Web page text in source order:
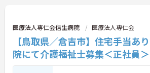
やチームワークが収入に反映されます。また
がほぼなく年間17日のリフレッシュ休暇を利用
るほか、定年65歳かつ70歳までの再雇用制度
ているため、ワークライフバランスを保ちな
期的にキャリアを築いていけます。自分らしい
しなみで働ける点も魅力の一つであり、安定し
盤のもとで新たな挑戦が期待できます。
医療法人専仁会信生病院 医療法人専仁会
【鳥取県／倉吉市】住宅手当あ
院にて介護福祉士募集＜正社員＞